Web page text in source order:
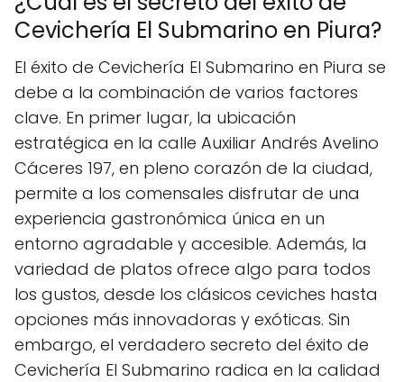
Cevichería El Submarino en Piura?
El éxito de Cevichería El Submarino en Piura se
debe a la combinación de varios factores
clave. En primer lugar, la ubicación
estratégica en la calle Auxiliar Andrés Avelino
Cáceres 197, en pleno corazón de la ciudad,
permite a los comensales disfrutar de una
experiencia gastronómica única en un
entorno agradable y accesible. Además, la
variedad de platos ofrece algo para todos
los gustos, desde los clásicos ceviches hasta
opciones más innovadoras y exóticas. Sin
embargo, el verdadero secreto del éxito de
Cevichería El Submarino radica en la calidad